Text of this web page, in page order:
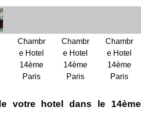
Chambr
e Hotel
14ème
Paris
Chambr
e Hotel
14ème
Paris
Chambr
e Hotel
14ème
Paris
votre hotel dans le 14ème